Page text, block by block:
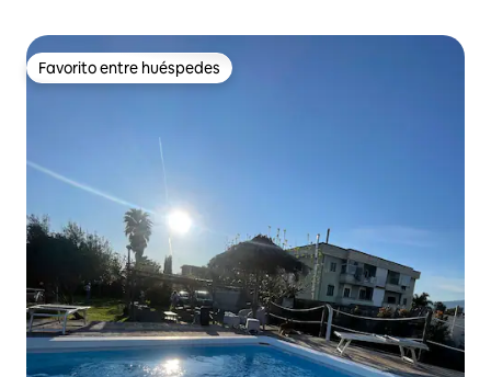
Favorito entre huéspedes
Favorito entre huéspedes